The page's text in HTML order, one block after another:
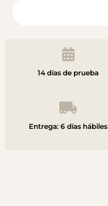
14 días de prueba
Entrega: 6 días hábiles